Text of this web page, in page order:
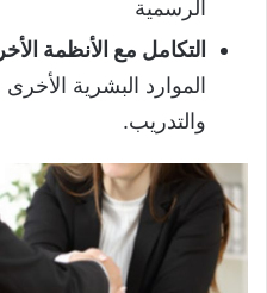
الرسمية
التكامل مع الأنظمة
الموارد البشرية
والتدريب.